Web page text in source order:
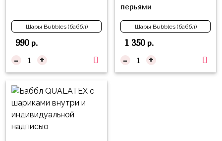
Шары Bubbles (баббл)
990р.
- +
перьями
Шары Bubbles (баббл)
1 350р.
- +
Техника
Животные
Морская
Тема
Звёздные
Войны
Уэнсдэй